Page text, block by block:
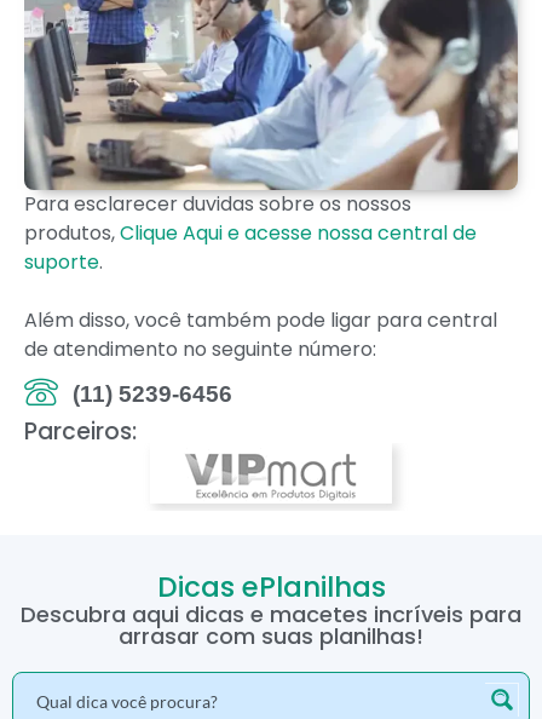
Para esclarecer duvidas sobre os nossos
produtos,Clique Aqui e acesse nossa central de
suporte.
Além disso, você também pode ligar para central
de atendimento no seguinte número:
(11) 5239-6456
Parceiros:
Dicas ePlanilhas
Descubra aqui dicas e macetes incríveis para
arrasar com suas planilhas!